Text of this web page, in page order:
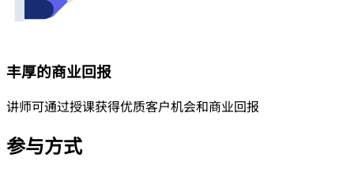
丰厚的商业回报
讲师可通过授课获得优质客户机会和商业回报
参与方式